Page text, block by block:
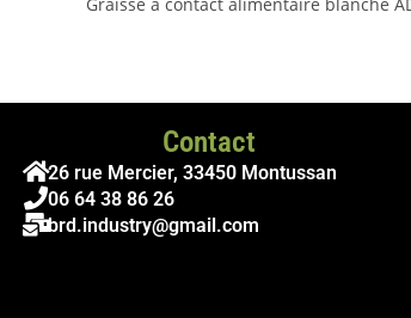
Contact
26 rue Mercier, 33450 Montussan
06 64 38 86 26
brd.industry@gmail.com